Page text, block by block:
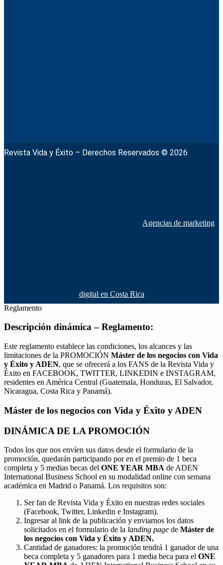
Revista Vida y Éxito – Derechos Reservados © 2026
Agencias de marketing
digital en Costa Rica
Reglamento
Descripción dinámica – Reglamento:
Este reglamento establece las condiciones, los alcances y las
limitaciones de la PROMOCIÓN Máster de los negocios con Vida
y Éxito y ADEN, que se ofrecerá a los FANS de la Revista Vida y
Éxito en FACEBOOK, TWITTER, LINKEDIN e INSTAGRAM,
residentes en América Central (Guatemala, Honduras, El Salvador,
Nicaragua, Costa Rica y Panamá).
Máster de los negocios con Vida y Éxito y ADEN
DINÁMICA DE LA PROMOCIÓN
Todos los que nos envíen sus datos desde el formulario de la
promoción, quedarán participando por en el premio de 1 beca
completa y 5 medias becas del ONE YEAR MBA de ADEN
International Business School en su modalidad online con semana
académica en Madrid o Panamá. Los requisitos son:
Ser fan de Revista Vida y Éxito en nuestras redes sociales
(Facebook, Twitter, Linkedin e Instagram).
Ingresar al link de la publicación y enviarnos los datos
solicitados en el formulario de la landing page de Máster de
los negocios con Vida y Éxito y ADEN.
Cantidad de ganadores: la promoción tendrá 1 ganador de una
beca completa y 5 ganadores para 1 media beca para el ONE